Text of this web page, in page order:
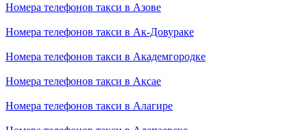
Номера телефонов такси в Азове
Номера телефонов такси в Ак-Довураке
Номера телефонов такси в Академгородке
Номера телефонов такси в Аксае
Номера телефонов такси в Алагире